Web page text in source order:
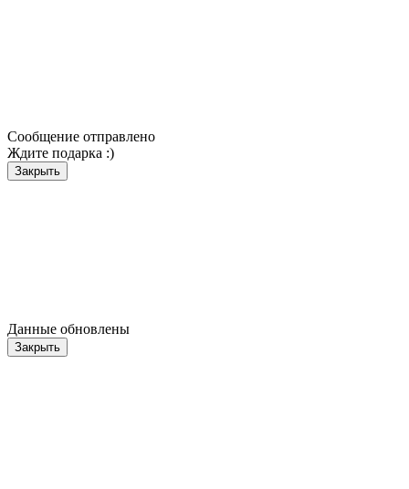
Сообщение отправлено
Ждите подарка :)
Закрыть
Данные обновлены
Закрыть